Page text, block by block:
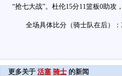
“抢七大战”。杜伦15分11篮板0助攻
全场具体比分（骑士队在后）：
更多关于 活塞 骑士 的新闻